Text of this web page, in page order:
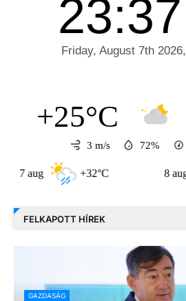
+25°C
3 m/s 72%
+32°C
FELKAPOTT HÍREK
GAZDASÁG